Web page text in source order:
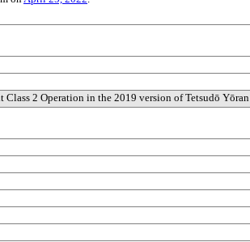
Class 2 Operation in the 2019 version of Tetsudō Yōran